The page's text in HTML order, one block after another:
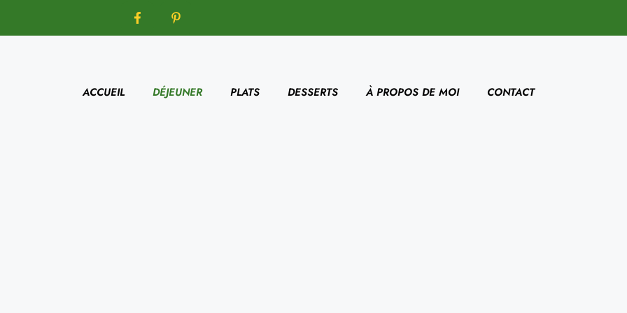
ACCUEIL DÉJEUNER PLATS DESSERTS À PROPOS DE MOI CONTACT